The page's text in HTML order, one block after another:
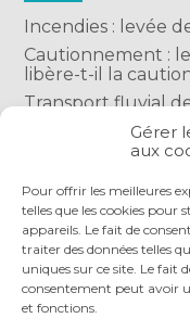
Gérer
aux
Pour offrir les meilleures
telles que les cookies pour
appareils. Le fait de
traiter des données telles
uniques sur ce site. Le fait
consentement peut avoir
et fonctions.
Incendies : levée
Cautionnement :
libère-t-il la
Transport fluvial
financière
Succession : les